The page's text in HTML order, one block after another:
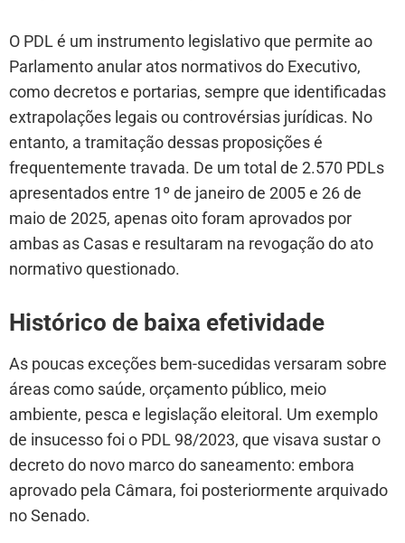
O PDL é um instrumento legislativo que permite ao
Parlamento anular atos normativos do Executivo,
como decretos e portarias, sempre que identificadas
extrapolações legais ou controvérsias jurídicas. No
entanto, a tramitação dessas proposições é
frequentemente travada. De um total de 2.570 PDLs
apresentados entre 1º de janeiro de 2005 e 26 de
maio de 2025, apenas oito foram aprovados por
ambas as Casas e resultaram na revogação do ato
normativo questionado.
Histórico de baixa efetividade
As poucas exceções bem-sucedidas versaram sobre
áreas como saúde, orçamento público, meio
ambiente, pesca e legislação eleitoral. Um exemplo
de insucesso foi o PDL 98/2023, que visava sustar o
decreto do novo marco do saneamento: embora
aprovado pela Câmara, foi posteriormente arquivado
no Senado.